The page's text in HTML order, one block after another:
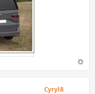
Cyryl8